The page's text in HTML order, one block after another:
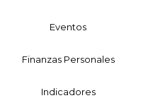
Eventos
Finanzas Personales
Indicadores